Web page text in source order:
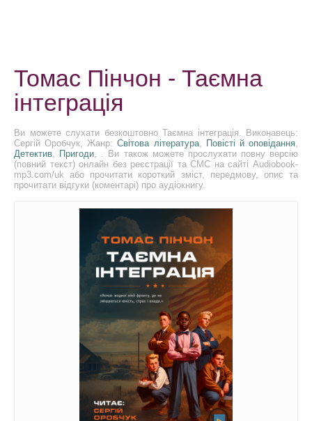
Томас Пінчон - Таємна
інтеграція
Ви можете слухати безкоштовно Таємна інтеграція. Виконавець:
Сергій Оробчук, Жанр:Світова література, Повісті й оповідання,
Детектив, Пригоди, . Ви також можете прослухати повну версію
(повний текст) онлайн без реєстрації та СМС на сайті Audiobook-
mp3.com/uk або прочитати короткий зміст, передмову, опис та
прочитати відгуки (коментарі) про аудіокнигу.